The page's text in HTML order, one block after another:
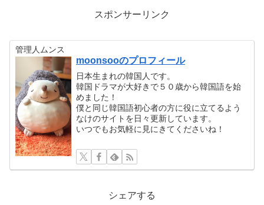
スポンサーリンク
管理人ムンス
moonsooのプロフィール
日本生まれの韓国人です。
韓国ドラマが大好きで５０歳から韓国語を始
めました！
僕と同じ韓国語初心者の方に役に立てるよう
なけのサイトを日々更新しています。
いつでもお気軽に見にきてくださいね！
シェアする